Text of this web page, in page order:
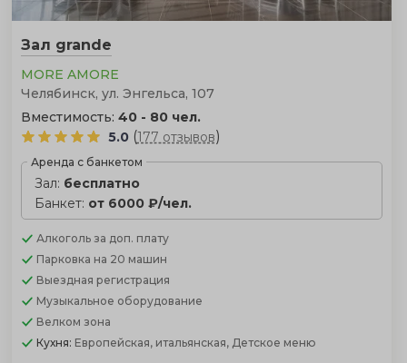
Зал grande
MORE AMORE
Челябинск, ул. Энгельса, 107
Вместимость: 40 - 80 чел.
5.0 (177 отзывов)
Аренда с банкетом
Зал: бесплатно
Банкет: от 6000 ₽/чел.
Алкоголь за доп. плату
Парковка на 20 машин
Выездная регистрация
Музыкальное оборудование
Велком зона
Кухня: Европейская, итальянская, Детское меню